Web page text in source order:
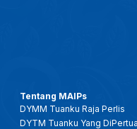
Tentang MAIPs
DYMM Tuanku Raja Perlis
DYTM Tuanku Yang DiPertua